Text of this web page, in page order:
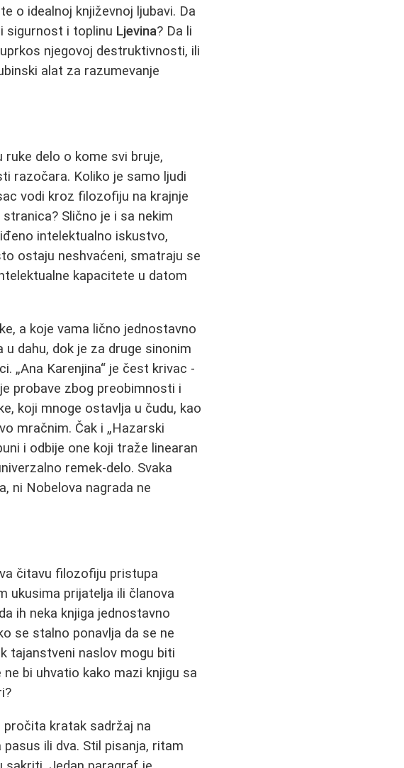
o idealnoj književnoj ljubavi. Da
sigurnost i toplinu Ljevina? Da li
uprkos njegovoj destruktivnosti, ili
alat za razumevanje
ruke delo o kome svi bruje,
razočara. Koliko je samo ljudi
vodi kroz filozofiju na krajnje
Slično je i sa nekim
intelektualno iskustvo,
ostaju neshvaćeni, smatraju se
kapacitete u datom
a koje vama lično jednostavno
u dahu, dok je za druge sinonim
„Ana Karenjina“ je čest krivac -
probave zbog preobimnosti i
koji mnoge ostavlja u čudu, kao
mračnim. Čak i „Hazarski
i odbije one koji traže linearan
remek-delo. Svaka
ni Nobelova nagrada ne
čitavu filozofiju pristupa
ukusima prijatelja ili članova
ih neka knjiga jednostavno
se stalno ponavlja da se ne
tajanstveni naslov mogu biti
bi uhvatio kako mazi knjigu sa
kratak sadržaj na
ili dva. Stil pisanja, ritam